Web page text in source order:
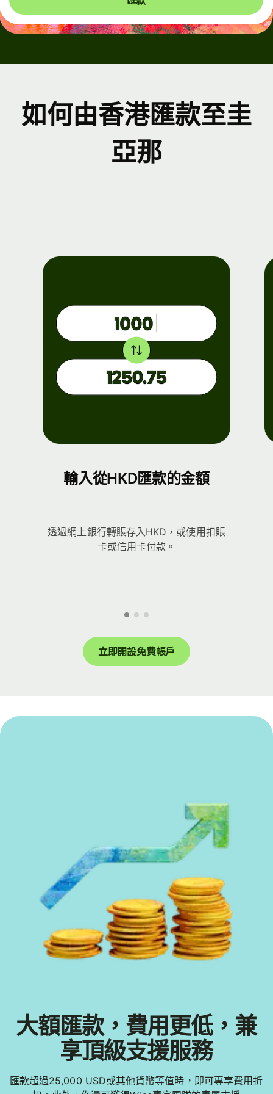
如何由香港匯款至圭
亞那
輸入從HKD匯款的金額
透過網上銀行轉賬存入HKD，或使用扣賬
卡或信用卡付款。
立即開設免費帳戶
大額匯款，費用更低，兼
享頂級支援服務
匯款超過25,000 USD或其他貨幣等值時，即可專享費用折